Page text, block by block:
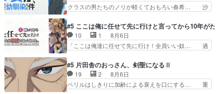
ノ島で、朝日を眺めな…
これで一区切りかなギャグも面白い… ガンガガン
♪薫がなんかしっかり歌ってロマ… 姉巫女の誤
日頃からガンガン言うてないで… このアニメはど
こに行くのだろう、面白すぎ… 姉のした事はただ
単に一族を絶滅させただけ…
クラスの男たちのノリが軽くておもろい春希… 沙
もちゃんが透けブラしててびっくりして… レベル
のキャラが登場。相変わらず顔や体の… 隼人が春
希の級友を巻き込んだイジりに動じ… 第５話を
U-NEXTで視聴しました。視聴… ラブコメで天然
す隼人を見てなぜか不安に… 無理なダイエットは
禁物だけど、なかなか結… 「これからもお手入
れ、がんばりゅ」ありが…
#5 ここは俺に任せて先に行けと言ってから10年が
10 1
8月6日
「ここは俺達に任せて先に行け！全員いい奴… 過
鈴奈（@0suzuna0）が【マリー… 村ごと乗っ取
られてたら流石に気付かないか… 《漫画版少し読
んだことある》エリックとゴ… ロックは敵に容赦
無くブスっといくから気持… 勇者パーティー再結
#5 片田舎のおっさん、剣聖になるⅡ
19 2
8月6日
ベリルはしきりに加齢による衰えを口にする… 重